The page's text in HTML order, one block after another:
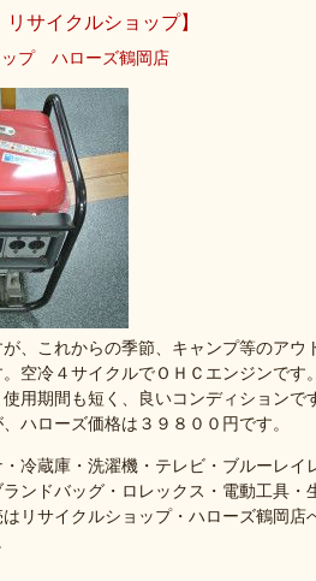
サイクルショップ】
ップ ハローズ鶴岡店
、これからの季節、キャンプ等のアウ
空冷４サイクルでＯＨＣエンジンです
用期間も短く、良いコンディションで
ハローズ価格は３９８００円です。
冷蔵庫・洗濯機・テレビ・ブルーレイ
ンドバッグ・ロレックス・電動工具・
リサイクルショップ・ハローズ鶴岡店